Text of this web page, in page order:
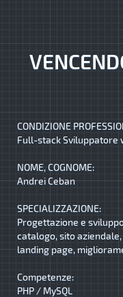
CONDIZIONE
Full-stack Sviluppatore
NOME, COGNOME:
Andrei Ceban
SPECIALIZZAZIONE:
Progettazione e
catalogo, sito
landing page,
Competenze:
PHP / MySQL